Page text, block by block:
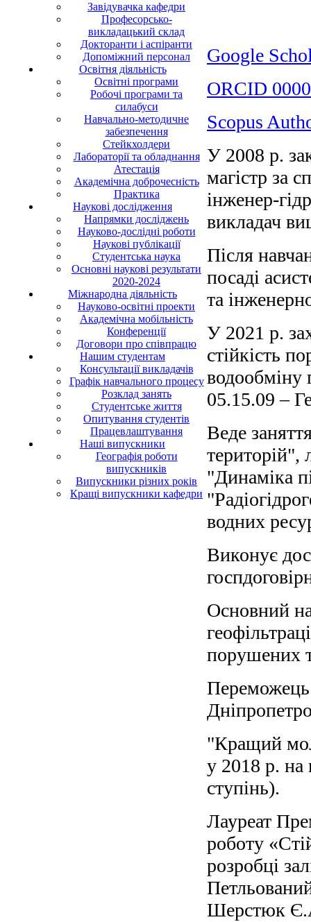
Завідувачка кафедри
Професорсько-
викладацький склад
Докторанти і аспіранти
Допоміжний персонал
Освітня діяльність
Освітні програми
Робочі програми та
силабуси
Навчально-методичне
забезпечення
Стейкхолдери
Лабораторії та обладнання
Атестація
Академічна доброчесність
Практика
Наукові дослідження
Напрямки досліджень
Науково-дослідні роботи
Наукові публікації
Студентська наука
Основні наукові результати
2020-2024
Міжнародна діяльність
Науково-освітні проекти
Академічна мобільність
Конференції
Договори про співпрацю
Нашим студентам
Консультації викладачів
Графік навчального процесу
Розклад занять
Студентське життя
Опитування студентів
Працевлаштування
Наші випускники
Географія роботи
випускників
Випускники різних років
Кращі випускники кафедри
Google
ORCID
Scopus
У 2008 р.
магістр за
інженер-
викладач
Після
посаді
та
У 2021 р.
стійкість
водообміну
05.15.09 –
Веде
територій",
"Динаміка
водних
Виконує
Основний
порушених
Переможець
"Кращий
у 2018 р. на
ступінь).
Лауреат
роботу
розробці
Шерстюк